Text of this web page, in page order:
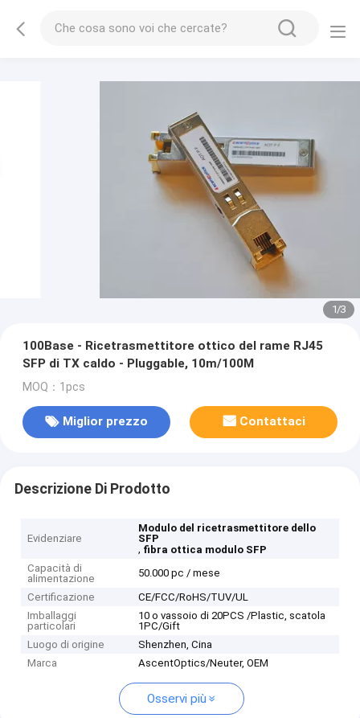
1/3
100Base - Ricetrasmettitore ottico del rame RJ45
SFP di TX caldo - Pluggable, 10m/100M
MOQ：1pcs
Miglior prezzo Contattaci
Descrizione Di Prodotto
Evidenziare
Modulo del ricetrasmettitore dello
SFP
, fibra ottica modulo SFP
Capacità di
alimentazione
50.000 pc / mese
Certificazione
CE/FCC/RoHS/TUV/UL
Imballaggi
particolari
10 o vassoio di 20PCS /Plastic, scatola
1PC/Gift
Luogo di origine
Shenzhen, Cina
Marca
AscentOptics/Neuter, OEM
Osservi più